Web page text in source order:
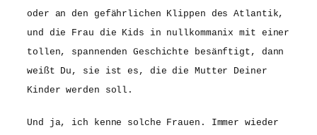
oder an den gefährlichen Klippen des Atlantik,
und die Frau die Kids in nullkommanix mit einer
tollen, spannenden Geschichte besänftigt, dann
weißt Du, sie ist es, die die Mutter Deiner
Kinder werden soll.
Und ja, ich kenne solche Frauen. Immer wieder